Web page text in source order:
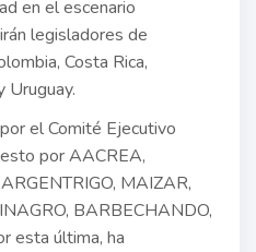
en el escenario
legisladores de
Costa Rica,
Uruguay.
el Comité Ejecutivo
por AACREA,
MAIZAR,
BARBECHANDO,
esta última, ha